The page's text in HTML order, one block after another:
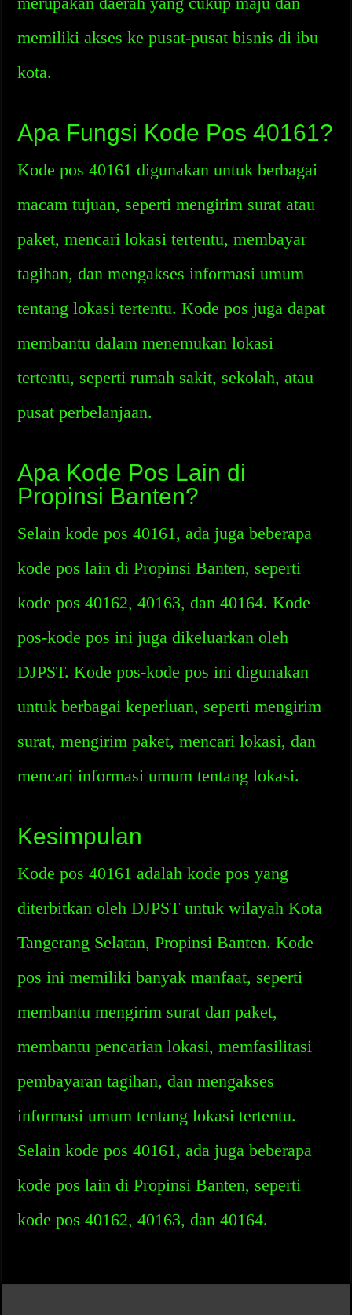
memiliki akses ke pusat-pusat bisnis di ibu
kota.
Apa Fungsi Kode Pos 40161?
Kode pos 40161 digunakan untuk berbagai
macam tujuan, seperti mengirim surat atau
paket, mencari lokasi tertentu, membayar
tagihan, dan mengakses informasi umum
tentang lokasi tertentu. Kode pos juga dapat
membantu dalam menemukan lokasi
tertentu, seperti rumah sakit, sekolah, atau
pusat perbelanjaan.
Apa Kode Pos Lain di
Propinsi Banten?
Selain kode pos 40161, ada juga beberapa
kode pos lain di Propinsi Banten, seperti
kode pos 40162, 40163, dan 40164. Kode
pos-kode pos ini juga dikeluarkan oleh
DJPST. Kode pos-kode pos ini digunakan
untuk berbagai keperluan, seperti mengirim
surat, mengirim paket, mencari lokasi, dan
mencari informasi umum tentang lokasi.
Kesimpulan
Kode pos 40161 adalah kode pos yang
diterbitkan oleh DJPST untuk wilayah Kota
Tangerang Selatan, Propinsi Banten. Kode
pos ini memiliki banyak manfaat, seperti
membantu mengirim surat dan paket,
membantu pencarian lokasi, memfasilitasi
pembayaran tagihan, dan mengakses
informasi umum tentang lokasi tertentu.
Selain kode pos 40161, ada juga beberapa
kode pos lain di Propinsi Banten, seperti
kode pos 40162, 40163, dan 40164.